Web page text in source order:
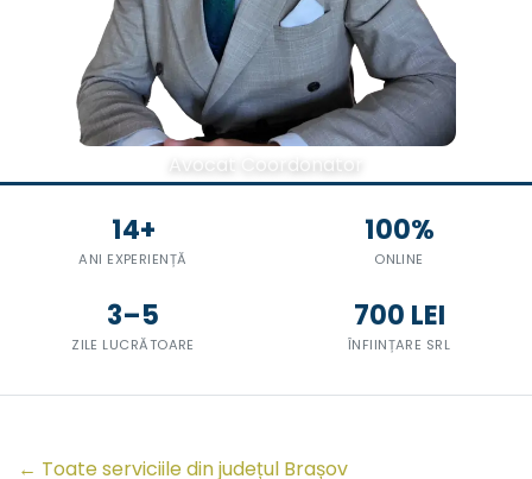
Avocat Coordonator
14+
ANI EXPERIENȚĂ
100%
ONLINE
3–5
ZILE LUCRĂTOARE
700 LEI
ÎNFIINȚARE SRL
← Toate serviciile din județul Brașov